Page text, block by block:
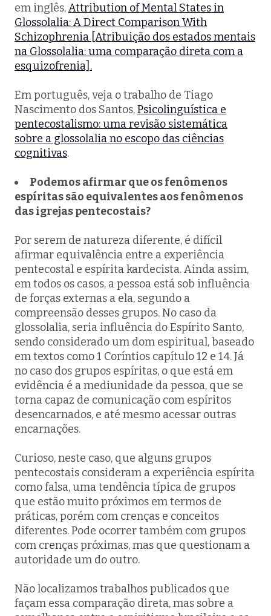
em inglês,Attribution of Mental States in
Glossolalia: A Direct Comparison With
Schizophrenia [Atribuição dos estados mentais
na Glossolalia: uma comparação direta com a
esquizofrenia].
Em português, veja o trabalho de Tiago
Nascimento dos Santos,Psicolinguística e
pentecostalismo: uma revisão sistemática
sobre a glossolalia no escopo das ciências
cognitivas.
Podemos afirmar que os fenômenos
espíritas são equivalentes aos fenômenos
das igrejas pentecostais?
Por serem de natureza diferente, é difícil
afirmar equivalência entre a experiência
pentecostal e espírita kardecista. Ainda assim,
em todos os casos, a pessoa está sob influência
de forças externas a ela, segundo a
compreensão desses grupos. No caso da
glossolalia, seria influência do Espírito Santo,
sendo considerado um dom espiritual, baseado
em textos como 1 Coríntios capítulo 12 e 14. Já
no caso dos grupos espíritas, o que está em
evidência é a mediunidade da pessoa, que se
torna capaz de comunicação com espíritos
desencarnados, e até mesmo acessar outras
encarnações.
Curioso, neste caso, que alguns grupos
pentecostais consideram a experiência espírita
como falsa, uma tendência típica de grupos
que estão muito próximos em termos de
práticas, porém com crenças e conceitos
diferentes. Pode ocorrer também com grupos
com crenças próximas, mas que questionam a
autoridade um do outro.
Não localizamos trabalhos publicados que
façam essa comparação direta, mas sobre a